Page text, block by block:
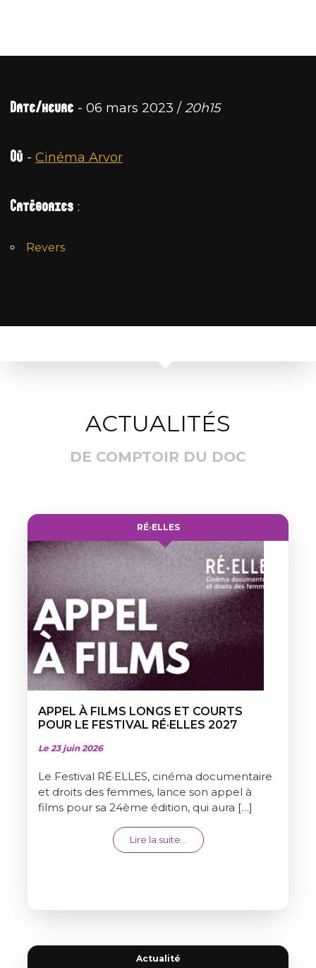
Date/heure - 06 mars 2023 / 20h15
Où - Cinéma Arvor
Catégories :
Revers
ACTUALITÉS
DE COMPTOIR DU DOC
RÉ·ELLES
APPEL À FILMS LONGS ET COURTS
POUR LE FESTIVAL RÉ·ELLES 2027
Le 23 juin 2026
Le Festival RÉ·ELLES, cinéma documentaire
et droits des femmes, lance son appel à
films pour sa 24ème édition, qui aura […]
Lire la suite… from APPEL À FILMS
Actualité